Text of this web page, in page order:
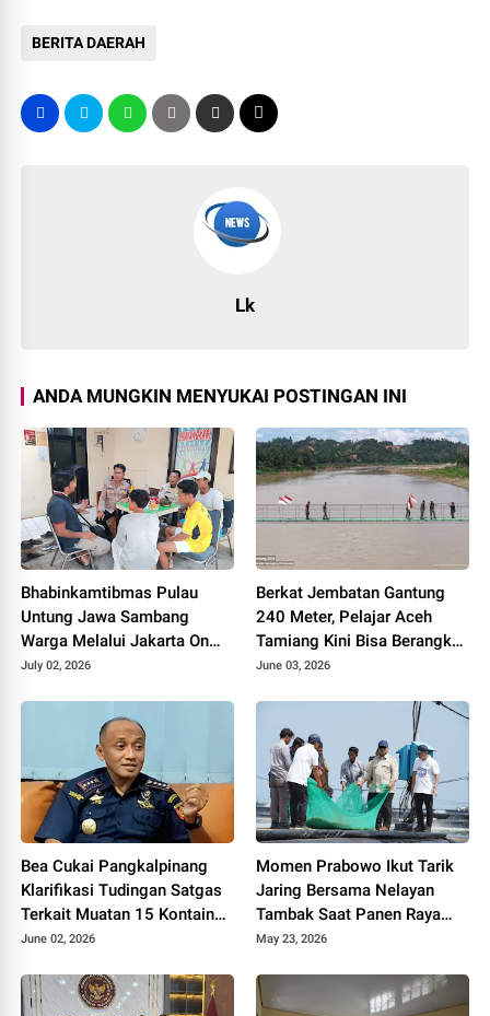
BERITA DAERAH
Lk
ANDA MUNGKIN MENYUKAI POSTINGAN INI
Bhabinkamtibmas Pulau
Untung Jawa Sambang
Warga Melalui Jakarta On
The Spot, Sosialisasikan
July 02, 2026
Berkat Jembatan Gantung
240 Meter, Pelajar Aceh
Tamiang Kini Bisa Berangkat
Sekolah dengan Mudah
June 03, 2026
Bea Cukai Pangkalpinang
Klarifikasi Tudingan Satgas
Terkait Muatan 15 Kontainer
PT PMM: Sudah Layak
June 02, 2026
Momen Prabowo Ikut Tarik
Jaring Bersama Nelayan
Tambak Saat Panen Raya
Udang di Kebumen
May 23, 2026